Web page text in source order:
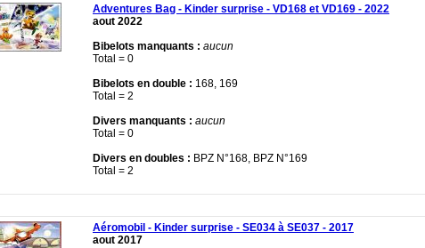
Adventures Bag - Kinder surprise - VD168 et VD169 - 2022
aout 2022
Bibelots manquants : aucun
Total = 0
Bibelots en double : 168, 169
Total = 2
Divers manquants : aucun
Total = 0
Divers en doubles : BPZ N°168, BPZ N°169
Total = 2
Aéromobil - Kinder surprise - SE034 à SE037 - 2017
aout 2017